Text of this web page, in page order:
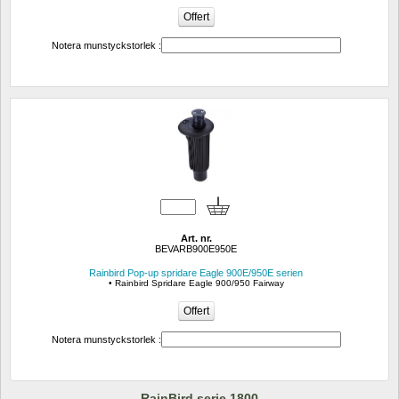
Notera munstyckstorlek :
Art. nr.
BEVARB900E950E
Rainbird Pop-up spridare Eagle 900E/950E serien
• Rainbird Spridare Eagle 900/950 Fairway
Notera munstyckstorlek :